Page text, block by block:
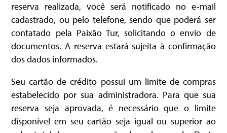
reserva realizada, você será notificado no e-mail
cadastrado, ou pelo telefone, sendo que poderá ser
contatado pela Paixão Tur, solicitando o envio de
documentos. A reserva estará sujeita à confirmação
dos dados informados.
Seu cartão de crédito possui um limite de compras
estabelecido por sua administradora. Para que sua
reserva seja aprovada, é necessário que o limite
disponível em seu cartão seja igual ou superior ao